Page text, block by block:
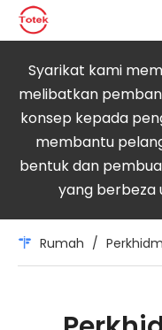
Syarikat kami
melibatkan
konsep kepada
membantu
bentuk dan
yang berbeza
Rumah /